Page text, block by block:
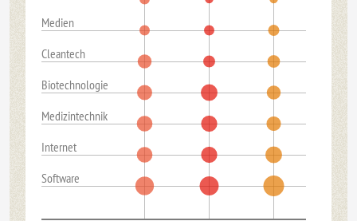
Software
Internet
Medizintechnik
Biotechnologie
Cleantech
Medien